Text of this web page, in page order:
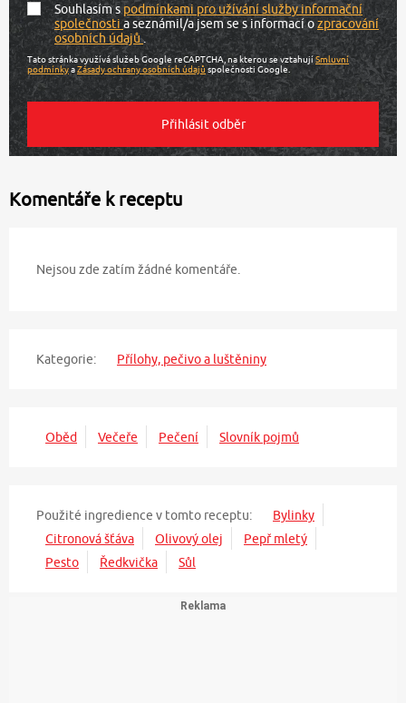
Souhlasím spodmínkami pro užívání služby informační
společnostia seznámil/a jsem se s informací ozpracování
osobních údajů.
Tato stránka využívá služeb Google reCAPTCHA, na kterou se vztahujíSmluvní
podmínkyaZásady ochrany osobních údajů společnosti Google.
Komentáře k receptu
Nejsou zde zatím žádné komentáře.
Kategorie: Přílohy, pečivo a luštěniny
Oběd Večeře Pečení Slovník pojmů
Použité ingredience v tomto receptu:
Bylinky
Citronová šťáva
Olivový olej
Pepř mletý
Pesto
Ředkvička Sůl